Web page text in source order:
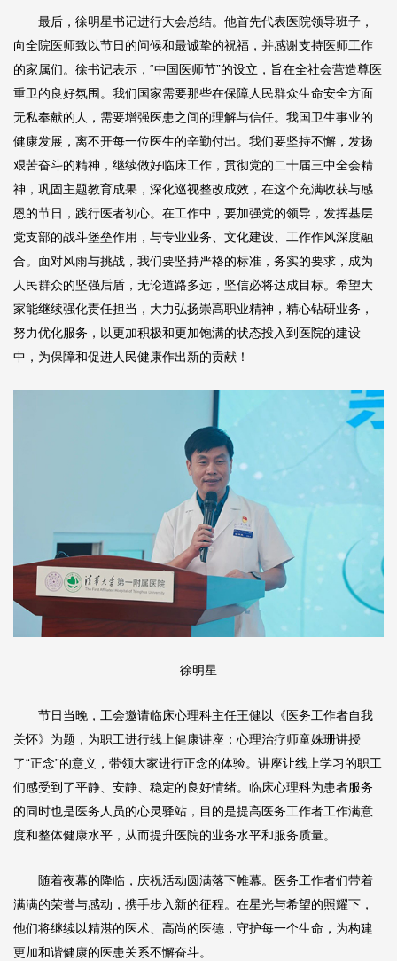
最后，徐明星书记进行大会总结。他首先代表医院领导班子，
向全院医师致以节日的问候和最诚挚的祝福，并感谢支持医师工作
的家属们。徐书记表示，“中国医师节”的设立，旨在全社会营造尊医
重卫的良好氛围。我们国家需要那些在保障人民群众生命安全方面
无私奉献的人，需要增强医患之间的理解与信任。我国卫生事业的
健康发展，离不开每一位医生的辛勤付出。我们要坚持不懈，发扬
艰苦奋斗的精神，继续做好临床工作，贯彻党的二十届三中全会精
神，巩固主题教育成果，深化巡视整改成效，在这个充满收获与感
恩的节日，践行医者初心。在工作中，要加强党的领导，发挥基层
党支部的战斗堡垒作用，与专业业务、文化建设、工作作风深度融
合。面对风雨与挑战，我们要坚持严格的标准，务实的要求，成为
人民群众的坚强后盾，无论道路多远，坚信必将达成目标。希望大
家能继续强化责任担当，大力弘扬崇高职业精神，精心钻研业务，
努力优化服务，以更加积极和更加饱满的状态投入到医院的建设
中，为保障和促进人民健康作出新的贡献！
徐明星
节日当晚，工会邀请临床心理科主任王健以《医务工作者自我
关怀》为题，为职工进行线上健康讲座；心理治疗师童姝珊讲授
了“正念”的意义，带领大家进行正念的体验。讲座让线上学习的职工
们感受到了平静、安静、稳定的良好情绪。 临床心理科为患者服务
的同时也是医务人员的心灵驿站，目的是提高医务工作者工作满意
度和整体健康水平，从而提升医院的业务水平和服务质量。
随着夜幕的降临，庆祝活动圆满落下帷幕。医务工作者们带着
满满的荣誉与感动，携手步入新的征程。在星光与希望的照耀下，
他们将继续以精湛的医术、高尚的医德，守护每一个生命，为构建
更加和谐健康的医患关系不懈奋斗。